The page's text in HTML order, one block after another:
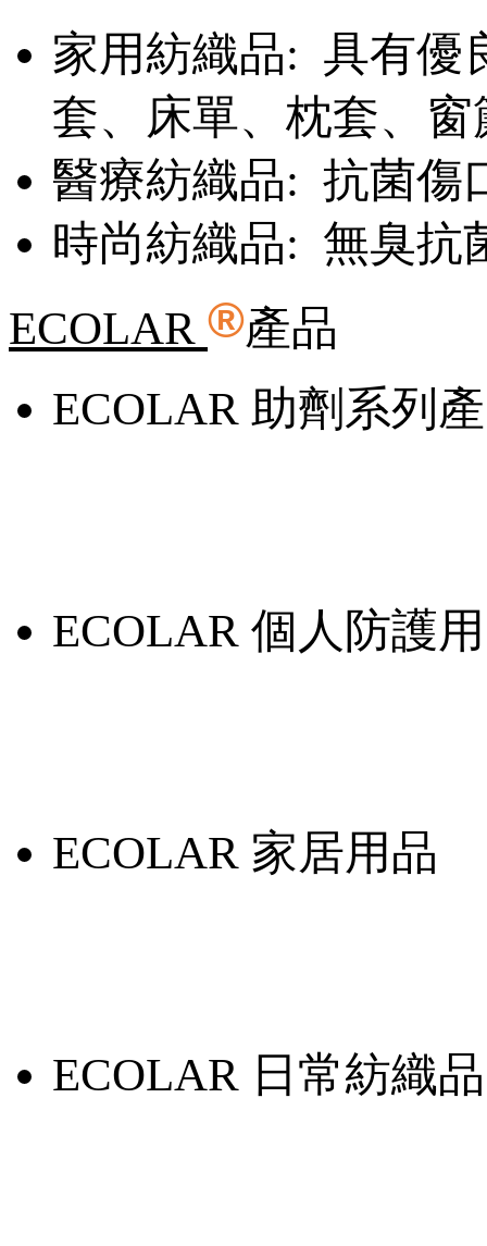
家用紡織品: 具有優
套、床單、枕套、
醫療紡織品: 抗菌傷
時尚紡織品: 無臭
ECOLAR ®產品
ECOLAR 助劑系列
ECOLAR 個人防護
ECOLAR 家居用品
ECOLAR 日常紡織品